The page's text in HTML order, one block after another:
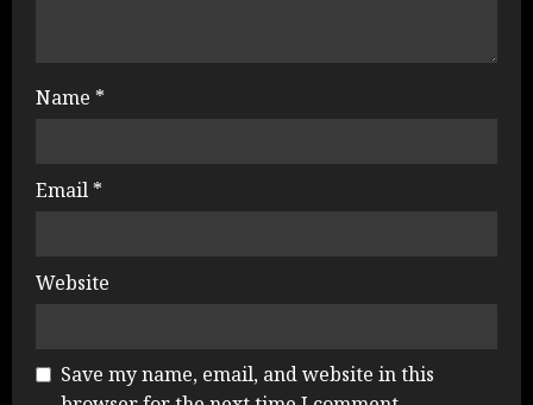
Name *
Email *
Website
Save my name, email, and website in this